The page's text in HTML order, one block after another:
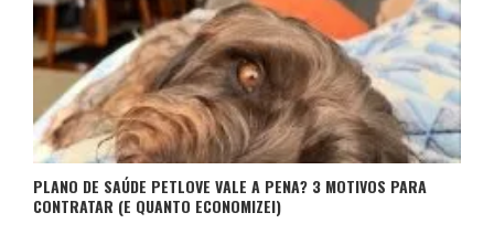
PLANO DE SAÚDE PETLOVE VALE A PENA? 3 MOTIVOS PARA
CONTRATAR (E QUANTO ECONOMIZEI)